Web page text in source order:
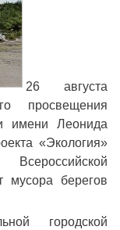
26 августа
просвещения
имени Леонида
«Экология»
мусора берегов
городской